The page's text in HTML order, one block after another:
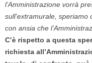
l’Amministrazione vorrà
sull’extramurale,
con ansia che
C’è rispetto a questa
richiesta